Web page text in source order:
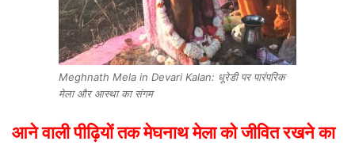
Meghnath Mela in Devari Kalan: धूरेडी पर पारंपरिक
मेला और आस्था का संगम
आने वाली पीढ़ियों तक मेघनाथ मेला को जीवित रखने का